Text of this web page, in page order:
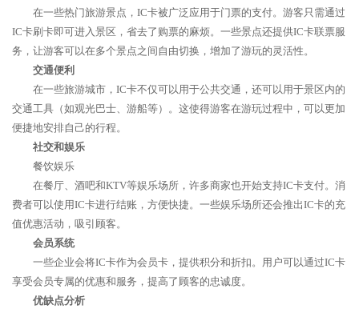
在一些热门旅游景点，IC卡被广泛应用于门票的支付。游客只需通过
IC卡刷卡即可进入景区，省去了购票的麻烦。一些景点还提供IC卡联票服
务，让游客可以在多个景点之间自由切换，增加了游玩的灵活性。
交通便利
在一些旅游城市，IC卡不仅可以用于公共交通，还可以用于景区内的
交通工具（如观光巴士、游船等）。这使得游客在游玩过程中，可以更加
便捷地安排自己的行程。
社交和娱乐
餐饮娱乐
在餐厅、酒吧和KTV等娱乐场所，许多商家也开始支持IC卡支付。消
费者可以使用IC卡进行结账，方便快捷。一些娱乐场所还会推出IC卡的充
值优惠活动，吸引顾客。
会员系统
一些企业会将IC卡作为会员卡，提供积分和折扣。用户可以通过IC卡
享受会员专属的优惠和服务，提高了顾客的忠诚度。
优缺点分析